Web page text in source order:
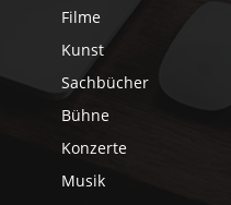
Filme
Kunst
Sachbücher
Bühne
Konzerte
Musik